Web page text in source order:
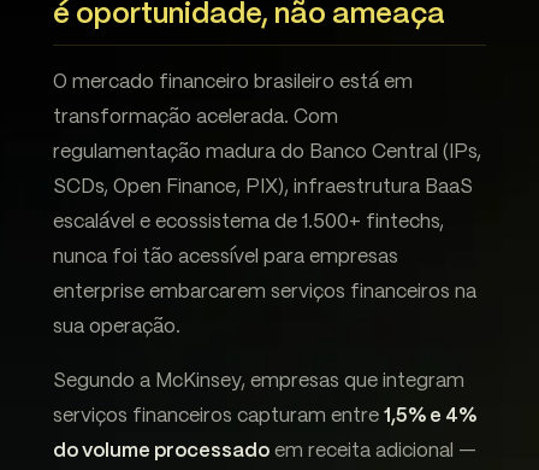
é oportunidade, não ameaça
O mercado financeiro brasileiro está em
transformação acelerada. Com
regulamentação madura do Banco Central (IPs,
SCDs, Open Finance, PIX), infraestrutura BaaS
escalável e ecossistema de 1.500+ fintechs,
nunca foi tão acessível para empresas
enterprise embarcarem serviços financeiros na
sua operação.
Segundo a McKinsey, empresas que integram
serviços financeiros capturam entre 1,5% e 4%
do volume processado em receita adicional —